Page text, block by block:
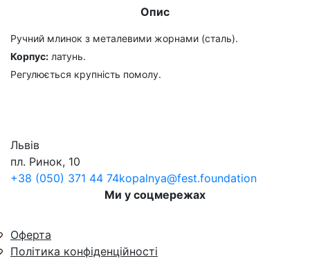
Опис
Ручний млинок з металевими жорнами (сталь).
Корпус: латунь.
Регулюється крупність помолу.
Львів
пл. Ринок, 10
+38 (050) 371 44 74kopalnya@fest.foundation
Ми у соцмережах
Оферта
Політика конфіденційності